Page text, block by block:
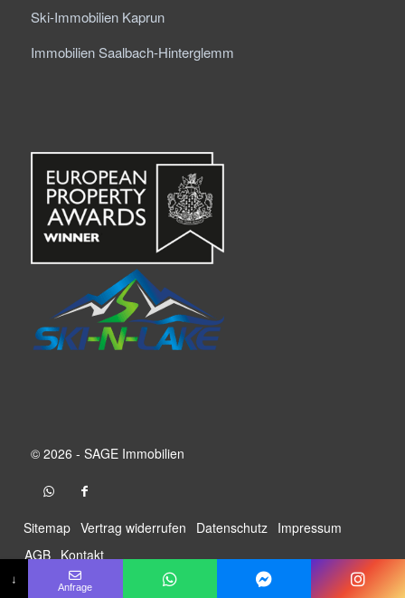
Ski-Immobilien Kaprun
Immobilien Saalbach-Hinterglemm
© 2026 - SAGE Immobilien
Sitemap Vertrag widerrufen Datenschutz
Impressum
AGB Kontakt
↓
Anfrage